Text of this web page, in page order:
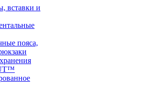
вставки и
пояса,